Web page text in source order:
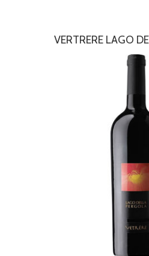
VERTRERE LAGO